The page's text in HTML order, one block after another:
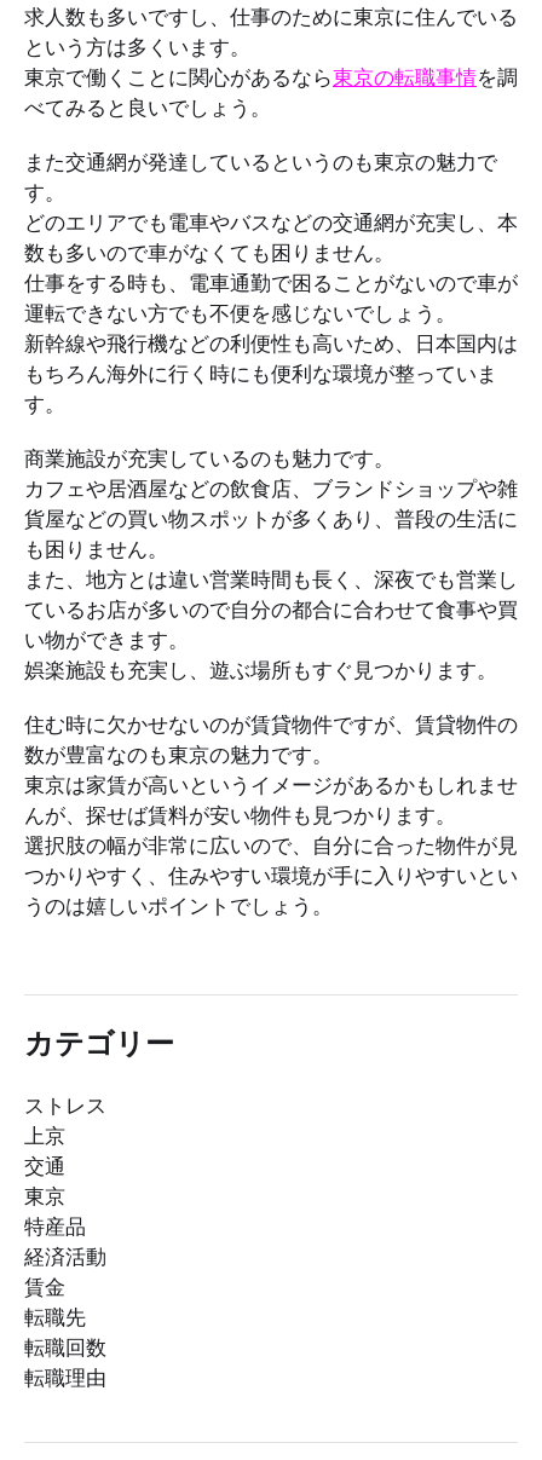
求人数も多いですし、仕事のために東京に住んでいる
という方は多くいます。
東京で働くことに関心があるなら東京の転職事情を調
べてみると良いでしょう。
また交通網が発達しているというのも東京の魅力で
す。
どのエリアでも電車やバスなどの交通網が充実し、本
数も多いので車がなくても困りません。
仕事をする時も、電車通勤で困ることがないので車が
運転できない方でも不便を感じないでしょう。
新幹線や飛行機などの利便性も高いため、日本国内は
もちろん海外に行く時にも便利な環境が整っていま
す。
商業施設が充実しているのも魅力です。
カフェや居酒屋などの飲食店、ブランドショップや雑
貨屋などの買い物スポットが多くあり、普段の生活に
も困りません。
また、地方とは違い営業時間も長く、深夜でも営業し
ているお店が多いので自分の都合に合わせて食事や買
い物ができます。
娯楽施設も充実し、遊ぶ場所もすぐ見つかります。
住む時に欠かせないのが賃貸物件ですが、賃貸物件の
数が豊富なのも東京の魅力です。
東京は家賃が高いというイメージがあるかもしれませ
んが、探せば賃料が安い物件も見つかります。
選択肢の幅が非常に広いので、自分に合った物件が見
つかりやすく、住みやすい環境が手に入りやすいとい
うのは嬉しいポイントでしょう。
カテゴリー
ストレス
上京
交通
東京
特産品
経済活動
賃金
転職先
転職回数
転職理由